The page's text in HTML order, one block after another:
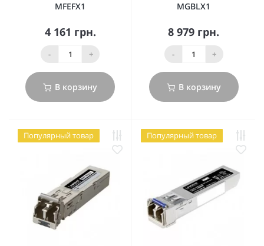
MFEFX1
4 161 грн.
- +
В корзину
MGBLX1
8 979 грн.
- +
В корзину
Популярный товар Популярный товар